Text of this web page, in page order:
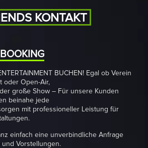
DATENSCHUTZ
KONTAKT
BUCHEN! Egal ob Verein
oder Open-Air,
große Show – Für unsere Kunden
beinahe jede
mit professioneller Leistung für
einfach eine unverbindliche Anfrage
Vorstellungen.